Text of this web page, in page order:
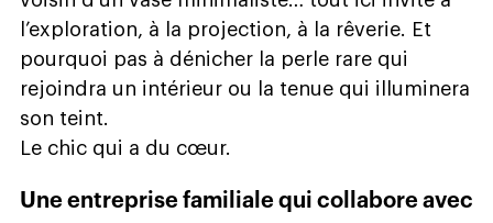
l’exploration, à la projection, à la rêverie. Et
pourquoi pas à dénicher la perle rare qui
rejoindra un intérieur ou la tenue qui illuminera
son teint.
Le chic qui a du cœur.
Une entreprise familiale qui collabore avec